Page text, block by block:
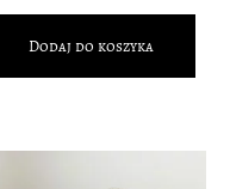
Dodaj do koszyka